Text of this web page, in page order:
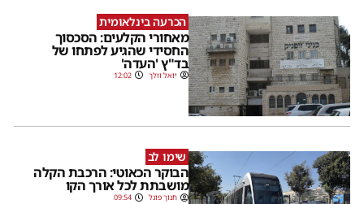
הכרעה בינלאומית
מאחורי הקלעים: הסכסוך
החסידי שהגיע לפתחו של
בד"ץ 'העדה'
יואל וולך 12:02
שימו לב
הבוקר הכאוטי: הרכבת הקלה
מושבתת לכל אורך הקו
חנוך פוגל 09:54